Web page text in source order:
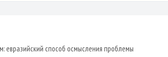
евразийский способ осмысления проблемы